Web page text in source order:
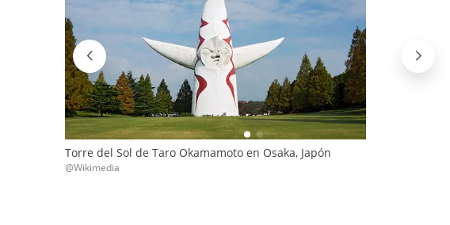
Torre del Sol de Taro Okamamoto en Osaka, Japón
@Wikimedia